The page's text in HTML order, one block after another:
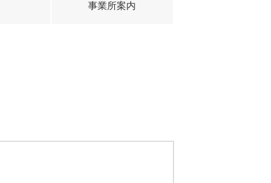
事業所案内